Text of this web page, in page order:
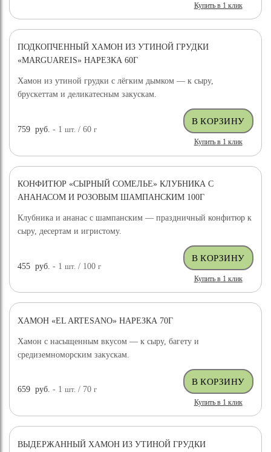
Купить в 1 клик
ПОДКОПЧЕННЫЙ ХАМОН ИЗ УТИНОЙ ГРУДКИ
«MARGUAREIS» НАРЕЗКА 60Г
Хамон из утиной грудки с лёгким дымком — к сыру,
брускеттам и деликатесным закускам.
759 руб. - 1шт. / 60г
Купить в 1 клик
КОНФИТЮР «СЫРНЫЙ СОМЕЛЬЕ» КЛУБНИКА С
АНАНАСОМ И РОЗОВЫМ ШАМПАНСКИМ 100Г
Клубника и ананас с шампанским — праздничный конфитюр к
сыру, десертам и игристому.
455 руб. - 1шт. / 100г
Купить в 1 клик
ХАМОН «EL ARTESANO» НАРЕЗКА 70Г
Хамон с насыщенным вкусом — к сыру, багету и
средиземноморским закускам.
659 руб. - 1шт. / 70г
Купить в 1 клик
ВЫДЕРЖАННЫЙ ХАМОН ИЗ УТИНОЙ ГРУДКИ